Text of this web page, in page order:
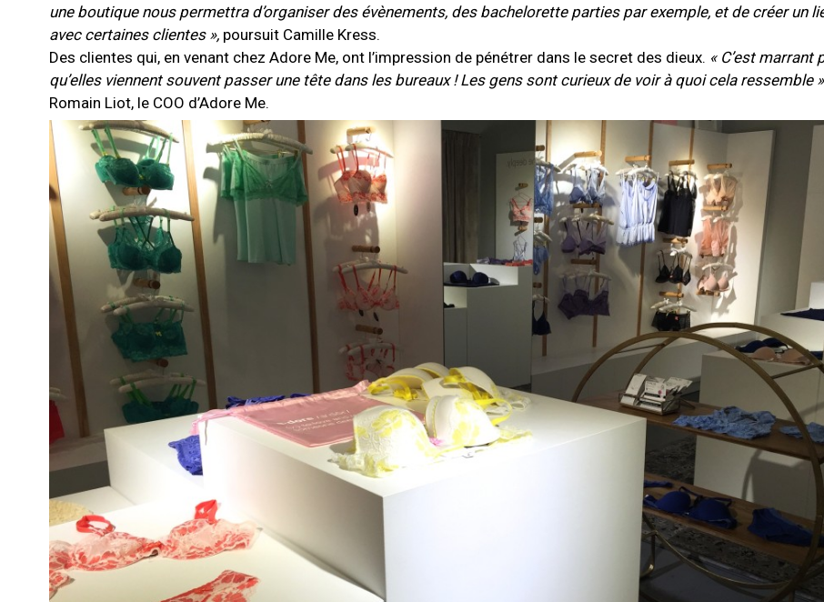
une boutique nous permettra d’organiser des évènements, des bachelorette parties par exemple, et de créer un
avec certaines clientes », poursuit Camille Kress.
Des clientes qui, en venant chez Adore Me, ont l’impression de pénétrer dans le secret des dieux. « C’est marrant
qu’elles viennent souvent passer une tête dans les bureaux ! Les gens sont curieux de voir à quoi cela ressemble »
Romain Liot, le COO d’Adore Me.